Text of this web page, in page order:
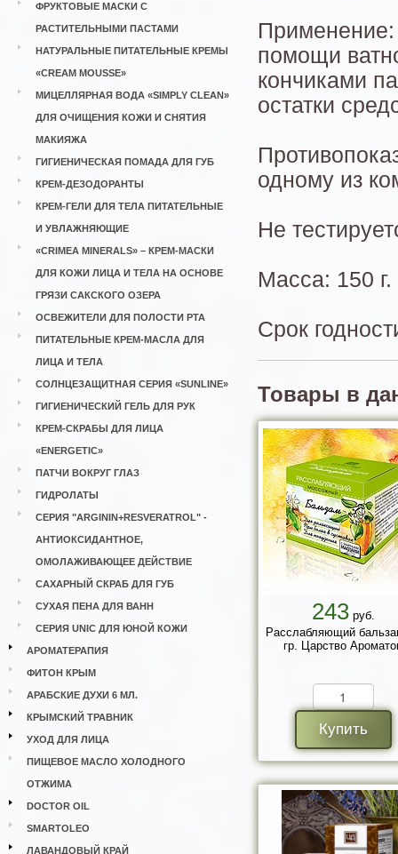
ФРУКТОВЫЕ МАСКИ С
РАСТИТЕЛЬНЫМИ ПАСТАМИ
НАТУРАЛЬНЫЕ ПИТАТЕЛЬНЫЕ КРЕМЫ
«CREAM MOUSSE»
МИЦЕЛЛЯРНАЯ ВОДА «SIMPLY CLEAN»
ДЛЯ ОЧИЩЕНИЯ КОЖИ И СНЯТИЯ
МАКИЯЖА
ГИГИЕНИЧЕСКАЯ ПОМАДА ДЛЯ ГУБ
КРЕМ-ДЕЗОДОРАНТЫ
КРЕМ-ГЕЛИ ДЛЯ ТЕЛА ПИТАТЕЛЬНЫЕ
И УВЛАЖНЯЮЩИЕ
«CRIMEA MINERALS» – КРЕМ-МАСКИ
ДЛЯ КОЖИ ЛИЦА И ТЕЛА НА ОСНОВЕ
ГРЯЗИ САКСКОГО ОЗЕРА
ОСВЕЖИТЕЛИ ДЛЯ ПОЛОСТИ РТА
ПИТАТЕЛЬНЫЕ КРЕМ-МАСЛА ДЛЯ
ЛИЦА И ТЕЛА
СОЛНЦЕЗАЩИТНАЯ СЕРИЯ «SUNLINE»
ГИГИЕНИЧЕСКИЙ ГЕЛЬ ДЛЯ РУК
КРЕМ-СКРАБЫ ДЛЯ ЛИЦА
«ENERGETIC»
ПАТЧИ ВОКРУГ ГЛАЗ
ГИДРОЛАТЫ
СЕРИЯ "ARGININ+RESVERATROL" -
АНТИОКСИДАНТНОЕ,
ОМОЛАЖИВАЮЩЕЕ ДЕЙСТВИЕ
САХАРНЫЙ СКРАБ ДЛЯ ГУБ
СУХАЯ ПЕНА ДЛЯ ВАНН
СЕРИЯ UNIC ДЛЯ ЮНОЙ КОЖИ
АРОМАТЕРАПИЯ
ФИТОН КРЫМ
АРАБСКИЕ ДУХИ 6 МЛ.
КРЫМСКИЙ ТРАВНИК
УХОД ДЛЯ ЛИЦА
ПИЩЕВОЕ МАСЛО ХОЛОДНОГО
ОТЖИМА
DOCTOR OIL
SMARTOLEO
ЛАВАНДОВЫЙ КРАЙ
Применение:
помощи
кончиками
остатки
одному из
Не
Масса: 150 г.
Срок
Товары в
243руб.
Расслабляющий
гр. Царство
Купить